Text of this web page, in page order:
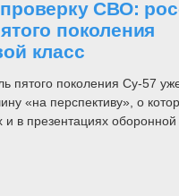
СВО:
поколения
класс
пятого поколения Су-57
«на перспективу», о
и в презентациях оборонной